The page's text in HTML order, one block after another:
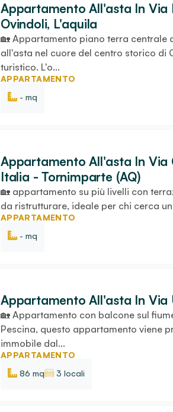
Appartamento All'asta In Via
Ovindoli, L'aquila
🏡 Appartamento piano terra
all'asta nel cuore del centro storico di
turistico. L'o...
APPARTAMENTO
- mq
Appartamento All'asta In Via
Italia - Tornimparte (AQ)
🏡 appartamento su più livelli con
da ristrutturare, ideale per chi cerca
APPARTAMENTO
- mq
Appartamento All'asta In Via
🏡 Appartamento con balcone sul
Pescina, questo appartamento viene
immobile dal...
APPARTAMENTO
86 mq
3 locali